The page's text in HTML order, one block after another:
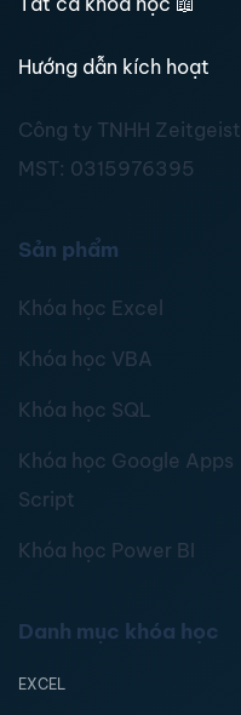
Hướng dẫn kích hoạt
Công ty TNHH Zeitgeist
MST: 0315976395
Sản phẩm
Khóa học Excel
Khóa học VBA
Khóa học SQL
Khóa học Google Apps
Script
Khóa học Power BI
Danh mục khóa học
EXCEL